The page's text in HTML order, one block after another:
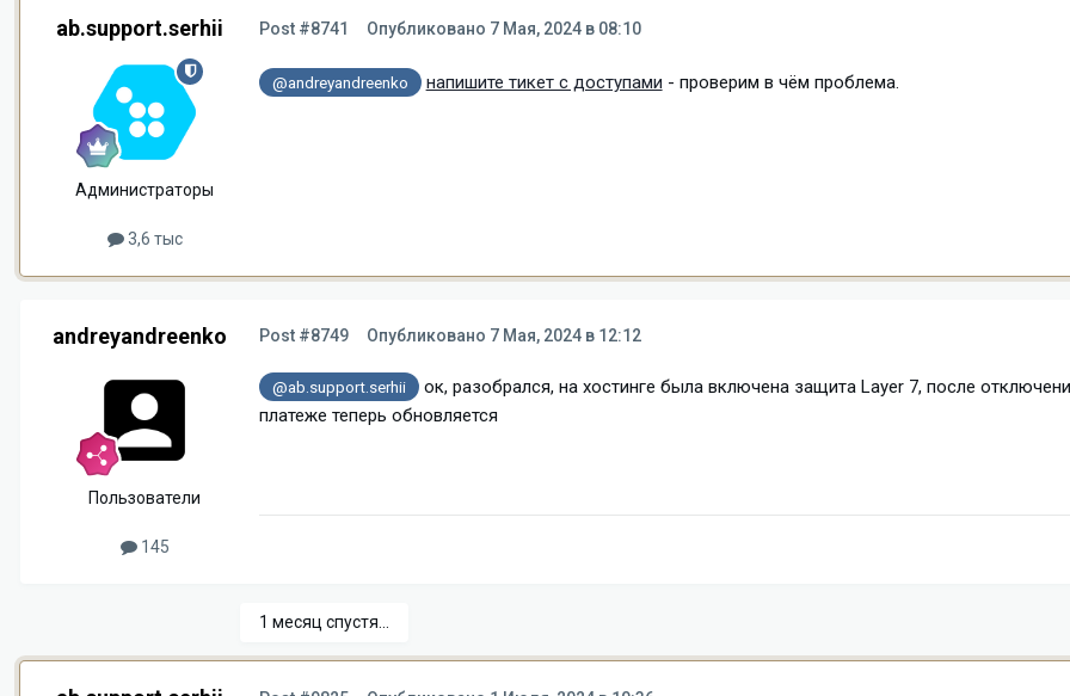
ab.support.serhii
Администраторы
3,6 тыс
Post #8741 Опубликовано 7 Мая, 2024 в 08:10
@andreyandreenko напишите тикет с доступами - проверим в чём проблема.
andreyandreenko
Пользователи
145
Post #8749 Опубликовано 7 Мая, 2024 в 12:12
@ab.support.serhii
ок, разобрался, на хостинге была включена защита Layer 7, после
платеже теперь обновляется
1 месяц спустя...